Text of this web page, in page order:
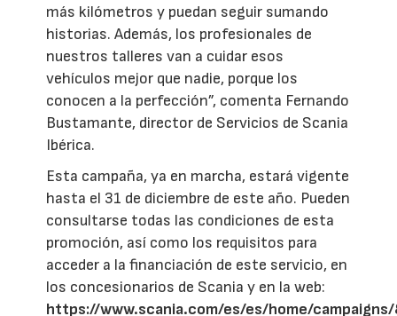
más kilómetros y puedan seguir sumando
historias. Además, los profesionales de
nuestros talleres van a cuidar esos
vehículos mejor que nadie, porque los
conocen a la perfección”, comenta Fernando
Bustamante, director de Servicios de Scania
Ibérica.
Esta campaña, ya en marcha, estará vigente
hasta el 31 de diciembre de este año. Pueden
consultarse todas las condiciones de esta
promoción, así como los requisitos para
acceder a la financiación de este servicio, en
los concesionarios de Scania y en la web:
https://www.scania.com/es/es/home/